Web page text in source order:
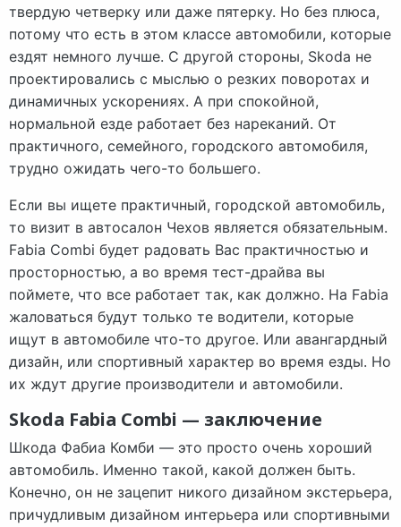
твердую четверку или даже пятерку. Но без плюса,
потому что есть в этом классе автомобили, которые
ездят немного лучше. С другой стороны, Skoda не
проектировались с мыслью о резких поворотах и
динамичных ускорениях. А при спокойной,
нормальной езде работает без нареканий. От
практичного, семейного, городского автомобиля,
трудно ожидать чего-то большего.
Если вы ищете практичный, городской автомобиль,
то визит в автосалон Чехов является обязательным.
Fabia Combi будет радовать Вас практичностью и
просторностью, а во время тест-драйва вы
поймете, что все работает так, как должно. На Fabia
жаловаться будут только те водители, которые
ищут в автомобиле что-то другое. Или авангардный
дизайн, или спортивный характер во время езды. Но
их ждут другие производители и автомобили.
Skoda Fabia Combi — заключение
Шкода Фабиа Комби — это просто очень хороший
автомобиль. Именно такой, какой должен быть.
Конечно, он не зацепит никого дизайном экстерьера,
причудливым дизайном интерьера или спортивными